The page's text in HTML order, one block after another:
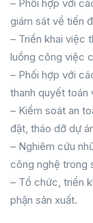
– Phối hợp với
giám sát về tiến
– Triển khai việc
luồng công việc
– Phối hợp với
thanh quyết toán
– Kiểm soát an
đặt, tháo dỡ dự
– Nghiêm cứu
công nghệ trong
– Tổ chức, triển
phận sản xuất.